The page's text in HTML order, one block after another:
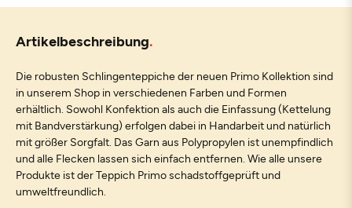
Artikelbeschreibung
Die robusten Schlingenteppiche der neuen Primo Kollektion sind
in unserem Shop in verschiedenen Farben und Formen
erhältlich. Sowohl Konfektion als auch die Einfassung (Kettelung
mit Bandverstärkung) erfolgen dabei in Handarbeit und natürlich
mit größer Sorgfalt. Das Garn aus Polypropylen ist unempfindlich
und alle Flecken lassen sich einfach entfernen. Wie alle unsere
Produkte ist der Teppich Primo schadstoffgeprüft und
umweltfreundlich.